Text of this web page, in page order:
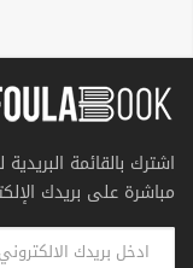
اشترك بالقائمة
مباشرة على بريدك